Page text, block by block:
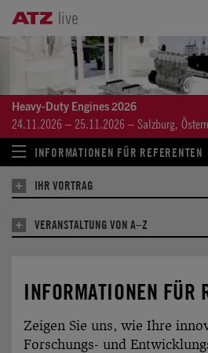
Heavy-Duty Engines 2026
24.11.2026 – 25.11.2026 – Salzburg,
INFORMATIONEN FÜR REFERENTEN
IHR VORTRAG
VERANSTALTUNG VON A–Z
INFORMATIONEN FÜR
Zeigen Sie uns, wie Ihre
Forschungs- und